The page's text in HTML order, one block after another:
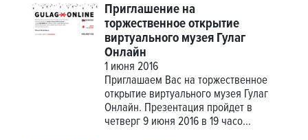
Приглашение на
торжественное открытие
виртуального музея Гулаг
Онлайн
1 июня 2016
Приглашаем Вас на торжественное
открытие виртуального музея Гулаг
Онлайн. Презентация пройдет в
четверг 9 июня 2016 в 19 часо...